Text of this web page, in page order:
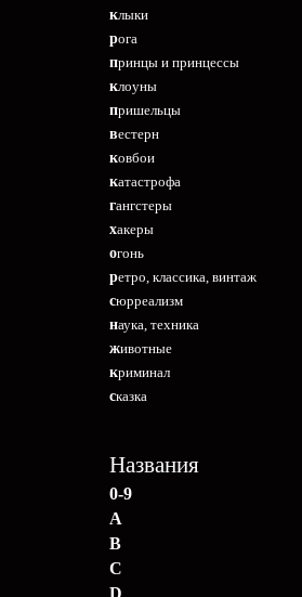
клыки
рога
принцы и принцессы
клоуны
пришельцы
вестерн
ковбои
катастрофа
гангстеры
хакеры
огонь
ретро, классика, винтаж
сюрреализм
наука, техника
животные
криминал
сказка
Названия
0-9
A
B
C
D